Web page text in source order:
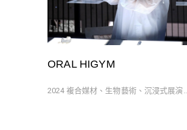
ORAL HIGYM
2024 複合媒材、生物藝術、沉浸式展演...